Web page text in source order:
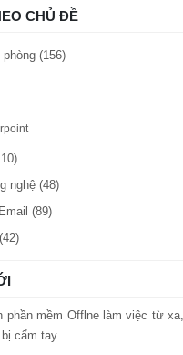
CHỦ ĐỀ
(156)
nghệ (48)
(89)
phần mềm Offlne làm việc từ
cẩm tay